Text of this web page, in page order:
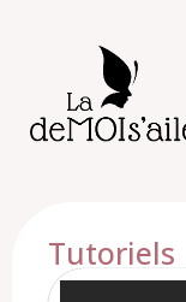
Tutoriels